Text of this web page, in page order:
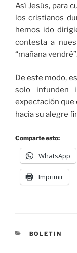
Así Jesús, para
los cristianos
hemos ido
contesta a
“mañana
De este modo,
solo infunden
expectación que
hacia su alegre
Comparte esto:
WhatsApp
Imprimir
BOLETIN